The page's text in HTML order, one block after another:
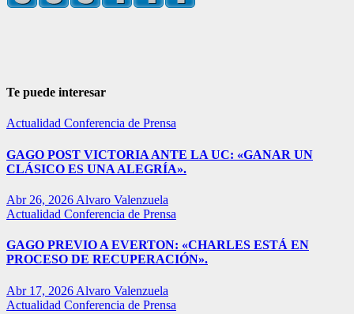
Te puede interesar
Actualidad Conferencia de Prensa
GAGO POST VICTORIA ANTE LA UC: «GANAR UN
CLÁSICO ES UNA ALEGRÍA».
Abr 26, 2026 Alvaro Valenzuela
Actualidad Conferencia de Prensa
GAGO PREVIO A EVERTON: «CHARLES ESTÁ EN
PROCESO DE RECUPERACIÓN».
Abr 17, 2026 Alvaro Valenzuela
Actualidad Conferencia de Prensa